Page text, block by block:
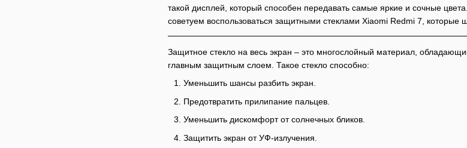
такой дисплей, который способен передавать самые яркие и сочные
советуем воспользоваться защитными стеклами Xiaomi Redmi 7, которые
Защитное стекло на весь экран – это многослойный материал,
главным защитным слоем. Такое стекло способно:
Уменьшить шансы разбить экран.
Предотвратить прилипание пальцев.
Уменьшить дискомфорт от солнечных бликов.
Защитить экран от УФ-излучения.